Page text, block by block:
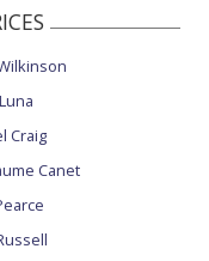
Craig
Canet